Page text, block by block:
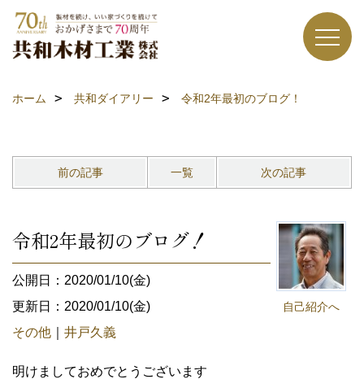
ホーム 共和ダイアリー 令和2年最初のブログ！
前の記事 一覧 次の記事
自己紹介へ
令和2年最初のブログ！
公開日：2020/01/10(金)
更新日：2020/01/10(金)
その他
井戸久義
明けましておめでとうございます